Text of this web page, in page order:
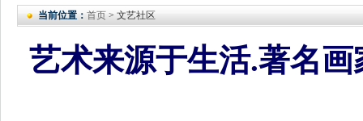
当前位置： 首页 > 文艺社区
艺术来源于生活.著名